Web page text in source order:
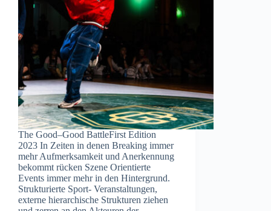
The Good–Good BattleFirst Edition
2023 In Zeiten in denen Breaking immer
mehr Aufmerksamkeit und Anerkennung
bekommt rücken Szene Orientierte
Events immer mehr in den Hintergrund.
Strukturierte Sport- Veranstaltungen,
externe hierarchische Strukturen ziehen